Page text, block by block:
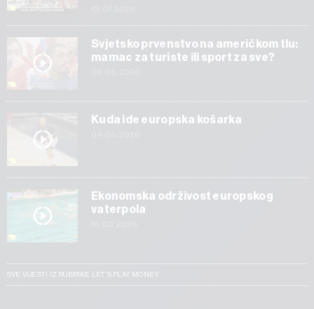
Svjetsko prvenstvo na američkom tlu:
mamac za turiste ili sport za sve?
Kuda ide europska košarka
Ekonomska održivost europskog
vaterpola
SVE VIJESTI IZ RUBRIKE LET’S PLAY MONEY